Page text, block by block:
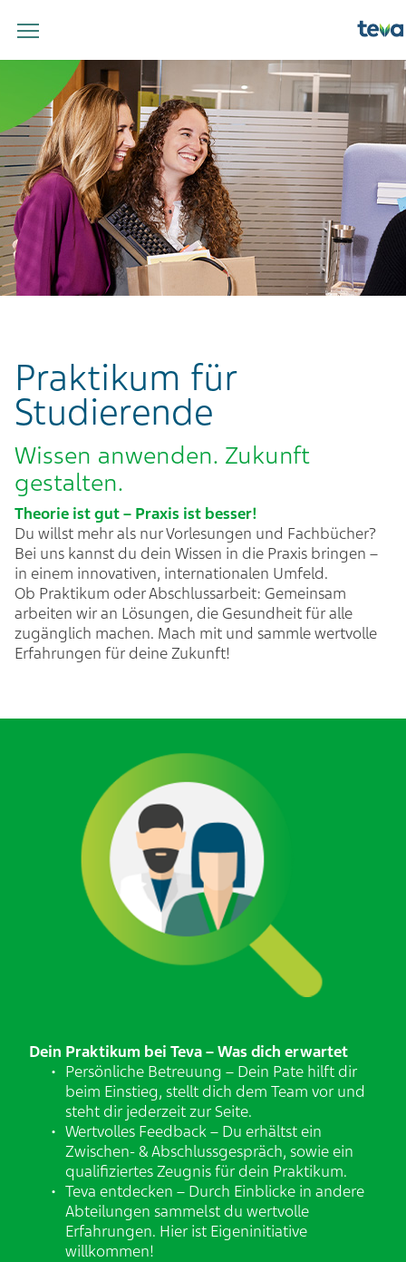
Praktikum für
Studierende
Wissen anwenden. Zukunft
gestalten.
Theorie ist gut – Praxis ist besser!​
Du willst mehr als nur Vorlesungen und Fachbücher?
Bei uns kannst du dein Wissen in die Praxis bringen –
in einem innovativen, internationalen Umfeld.​
Ob Praktikum oder Abschlussarbeit: Gemeinsam
arbeiten wir an Lösungen, die Gesundheit für alle
zugänglich machen. Mach mit und sammle wertvolle
Erfahrungen für deine Zukunft!
Dein Praktikum bei Teva –​ Was dich erwartet
Persönliche Betreuung – Dein Pate hilft dir
beim Einstieg, stellt dich dem Team vor und
steht dir jederzeit zur Seite. ​
Wertvolles Feedback – Du erhältst ein
Zwischen- & Abschlussgespräch, sowie ein
qualifiziertes Zeugnis für dein Praktikum. ​
Teva entdecken – Durch Einblicke in andere
Abteilungen sammelst du wertvolle
Erfahrungen. Hier ist Eigeninitiative
willkommen! ​